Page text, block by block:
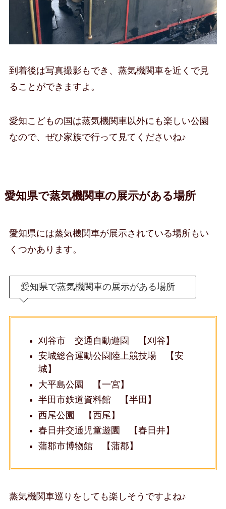
到着後は写真撮影もでき、蒸気機関車を近くで見
ることができますよ。
愛知こどもの国は蒸気機関車以外にも楽しい公園
なので、ぜひ家族で行って見てくださいね♪
愛知県で蒸気機関車の展示がある場所
愛知県には蒸気機関車が展示されている場所もい
くつかあります。
愛知県で蒸気機関車の展示がある場所
刈谷市 交通自動遊園 【刈谷】
安城総合運動公園陸上競技場 【安
城】
大平島公園 【一宮】
半田市鉄道資料館 【半田】
西尾公園 【西尾】
春日井交通児童遊園 【春日井】
蒲郡市博物館 【蒲郡】
蒸気機関車巡りをしても楽しそうですよね♪